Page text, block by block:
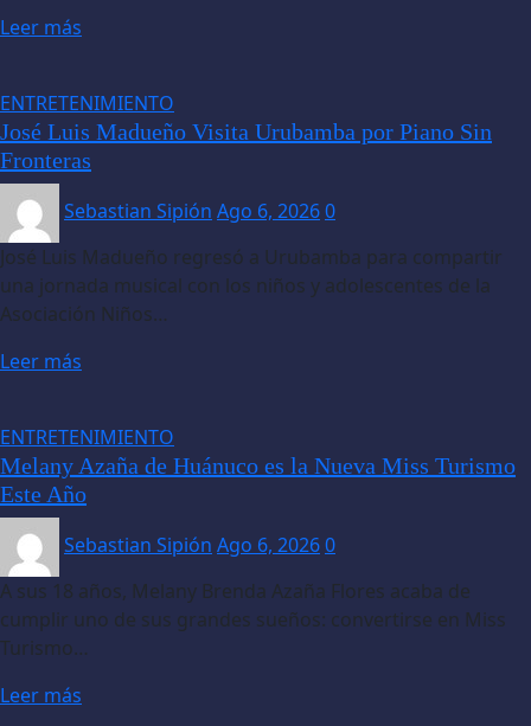
Leer más
ENTRETENIMIENTO
José Luis Madueño Visita Urubamba por Piano Sin
Fronteras
Sebastian Sipión Ago 6, 20260
José Luis Madueño regresó a Urubamba para compartir
una jornada musical con los niños y adolescentes de la
Asociación Niños…
Leer más
ENTRETENIMIENTO
Melany Azaña de Huánuco es la Nueva Miss Turismo
Este Año
Sebastian Sipión Ago 6, 20260
A sus 18 años, Melany Brenda Azaña Flores acaba de
cumplir uno de sus grandes sueños: convertirse en Miss
Turismo…
Leer más